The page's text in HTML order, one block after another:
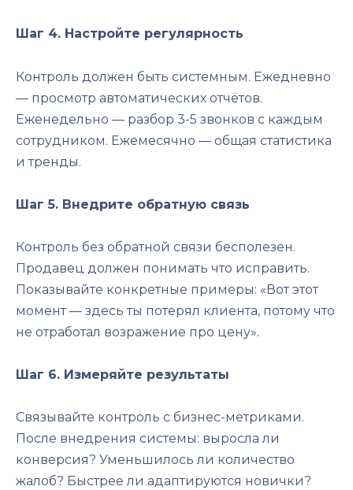
Шаг 4. Настройте регулярность
Контроль должен быть системным. Ежедневно
— просмотр автоматических отчётов.
Еженедельно — разбор 3-5 звонков с каждым
сотрудником. Ежемесячно — общая статистика
и тренды.
Шаг 5. Внедрите обратную связь
Контроль без обратной связи бесполезен.
Продавец должен понимать что исправить.
Показывайте конкретные примеры: «Вот этот
момент — здесь ты потерял клиента, потому что
не отработал возражение про цену».
Шаг 6. Измеряйте результаты
Связывайте контроль с бизнес-метриками.
После внедрения системы: выросла ли
конверсия? Уменьшилось ли количество
жалоб? Быстрее ли адаптируются новички?